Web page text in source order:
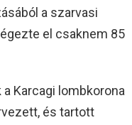
a szarvasi
el csaknem 85
Karcagi lombkorona
és tartott